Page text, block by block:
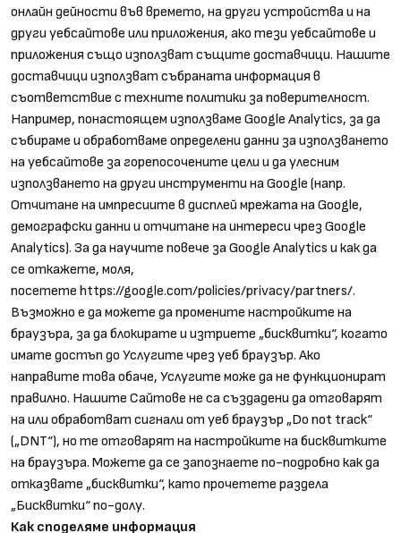
онлайн дейности във времето, на други устройства и на
други уебсайтове или приложения, ако тези уебсайтове и
приложения също използват същите доставчици. Нашите
доставчици използват събраната информация в
съответствие с техните политики за поверителност.
Например, понастоящем използваме Google Analytics, за да
събираме и обработваме определени данни за използването
на уебсайтове за горепосочените цели и да улесним
използването на други инструменти на Google (напр.
Отчитане на импресиите в дисплей мрежата на Google,
демографски данни и отчитане на интереси чрез Google
Analytics). За да научите повече за Google Analytics и как да
се откажете, моля,
посетете https://google.com/policies/privacy/partners/.
Възможно е да можете да промените настройките на
браузъра, за да блокирате и изтриете „бисквитки“, когато
имате достъп до Услугите чрез уеб браузър. Ако
направите това обаче, Услугите може да не функционират
правилно. Нашите Сайтове не са създадени да отговарят
на или обработват сигнали от уеб браузър „Do not track“
(„DNT“), но те отговарят на настройките на бисквитките
на браузъра. Можете да се запознаете по-подробно как да
отказвате „бисквитки“, като прочетете раздела
„Бисквитки“ по-долу.
Как споделяме информация